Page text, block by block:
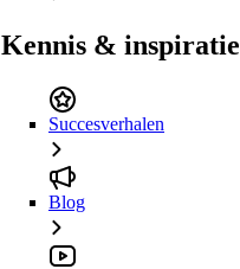
Kennis & inspiratie
Succesverhalen
Blog